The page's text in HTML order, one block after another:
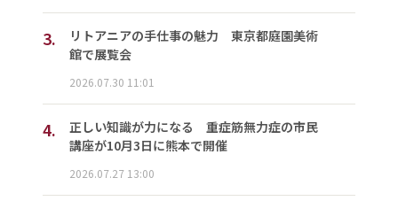
3.
リトアニアの手仕事の魅力 東京都庭園美術
館で展覧会
2026.07.30 11:01
4.
正しい知識が力になる 重症筋無力症の市民
講座が10月3日に熊本で開催
2026.07.27 13:00